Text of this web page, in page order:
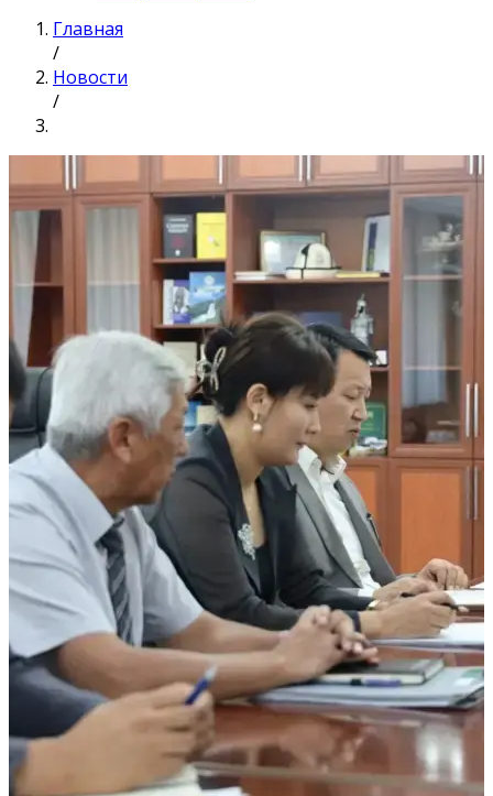
Главная
/
Новости
/